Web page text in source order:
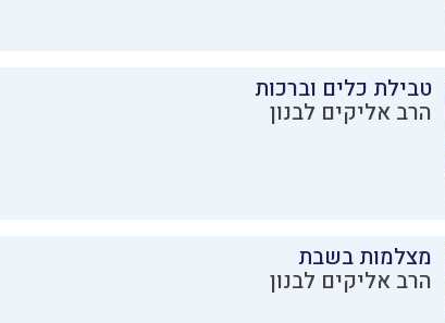
טבילת כלים וברכות
הרב אליקים לבנון
מצלמות בשבת
הרב אליקים לבנון